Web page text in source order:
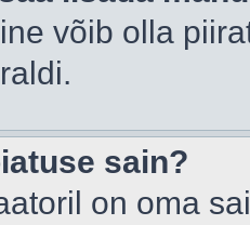
võib olla
sain?
on oma